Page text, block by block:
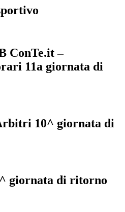
ConTe.it –
11a giornata di
10^ giornata di
giornata di ritorno